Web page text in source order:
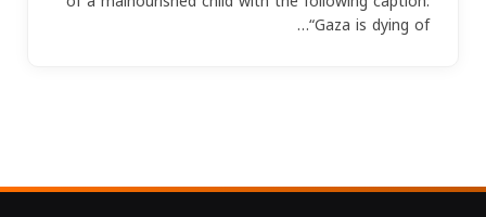
“Gaza is dying of…